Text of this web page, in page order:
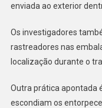
enviada ao exterior
Os investigadores
rastreadores nas
localização durante o
Outra prática apontada
escondiam os